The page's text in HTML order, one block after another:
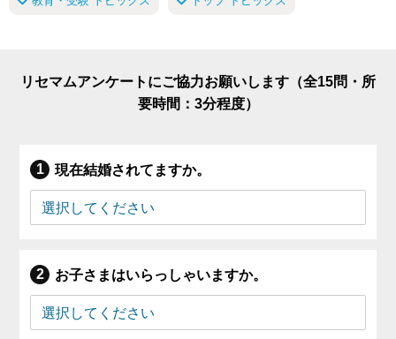
リセマムアンケートにご協力お願いします（全15問・所
要時間：3分程度）
現在結婚されてますか。
お子さまはいらっしゃいますか。